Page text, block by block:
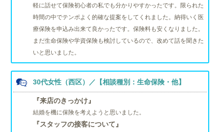
軽に話せて保険初心者の私でも分かりやすかったです。限られた
時間の中でテンポよく的確な提案をしてくれました。納得いく医
療保険を申込み出来て良かったです。保険料も安くなりました。
まだ生命保険や学資保険も検討しているので、改めて話を聞きた
いと思いました。
30代女性（西区）／【相談種別：生命保険・他】
『来店のきっかけ』
結婚を機に保険を考えようと思いました。
『スタッフの接客について』